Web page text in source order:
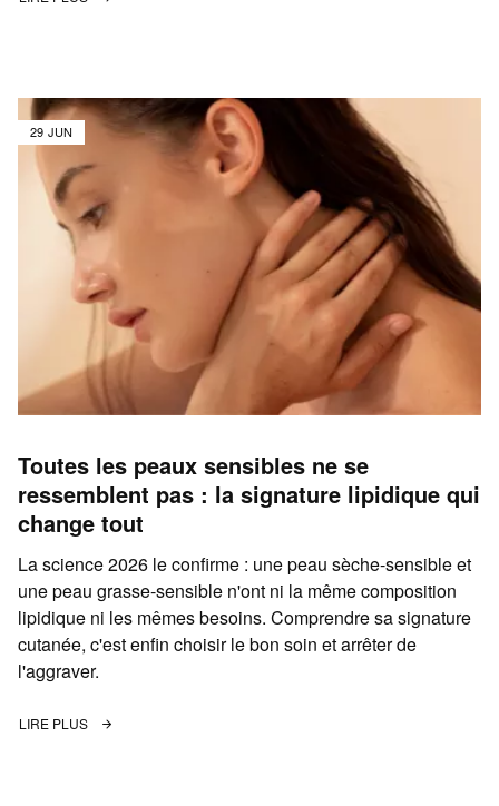
29 JUN
Toutes les peaux sensibles ne se
ressemblent pas : la signature lipidique qui
change tout
La science 2026 le confirme : une peau sèche-sensible et
une peau grasse-sensible n'ont ni la même composition
lipidique ni les mêmes besoins. Comprendre sa signature
cutanée, c'est enfin choisir le bon soin et arrêter de
l'aggraver.
LIRE PLUS